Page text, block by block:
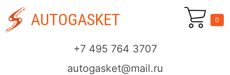
AUTOGASKET
+7 495 764 3707
autogasket@mail.ru
0